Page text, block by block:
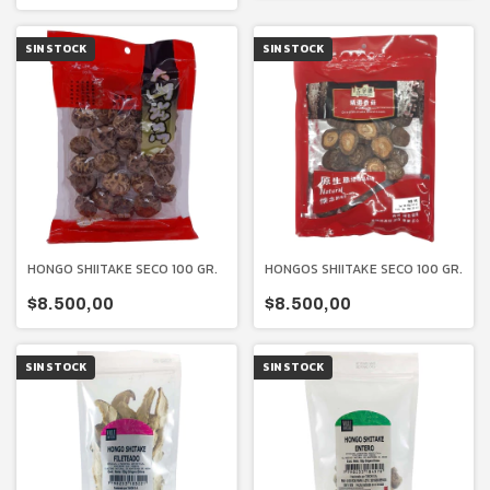
SIN STOCK
HONGO SHIITAKE SECO 100 GR.
$8.500,00
SIN STOCK
HONGOS SHIITAKE SECO 100 GR.
$8.500,00
SIN STOCK SIN STOCK